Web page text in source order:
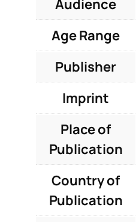
Audience
Age Range
Publisher
Imprint
Place of
Publication
Country of
Publication